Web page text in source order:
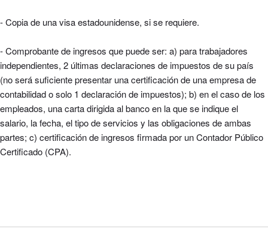
- Copia de una visa estadounidense, si se requiere.
- Comprobante de ingresos que puede ser: a) para trabajadores
independientes, 2 últimas declaraciones de impuestos de su país
(no será suficiente presentar una certificación de una empresa de
contabilidad o solo 1 declaración de impuestos); b) en el caso de los
empleados, una carta dirigida al banco en la que se indique el
salario, la fecha, el tipo de servicios y las obligaciones de ambas
partes; c) certificación de ingresos firmada por un Contador Público
Certificado (CPA).
Volver a la navegación principal
Navegación de entradas